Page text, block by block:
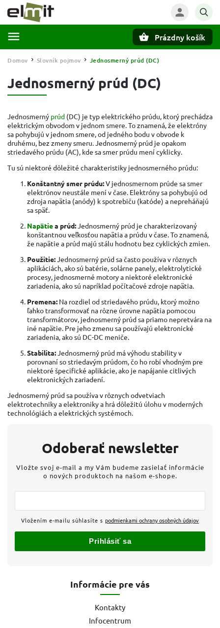
Prázdny košík
Domov / Slovník pojmov / Jednosmerný prúd (DC)
Jednosmerný prúd (DC)
Jednosmerný prúd (DC) je typ elektrického prúdu, ktorý prechádza
elektrickým obvodom v jednom smere. To znamená, že elektróny
sa pohybujú v jednom smere, od jedného bodu v obvode k
druhému, bez zmeny smeru. Jednosmerný prúd je opakom
striedavého prúdu (AC), kde sa smer prúdu mení cyklicky.
Tu sú niektoré dôležité charakteristiky jednosmerného prúdu:
Konštantný smer prúdu:V jednosmernom prúde sa smer
elektrónov neustále mení v čase. Elektróny sa pohybujú od
zdroja napätia (anódy) k spotrebiču (katóde) a nepreháňajú
sa späť.
Napätiea prúd:Jednosmerný prúd je charakterizovaný
konštantnou veľkosťou napätia a prúdu v čase. To znamená,
že napätie a prúd majú stálu hodnotu bez cyklických zmien.
Použitie:Jednosmerný prúd sa často používa v rôznych
aplikáciách, ako sú batérie, solárne panely, elektrolytické
procesy, jednosmerné motory a niektoré elektronické
zariadenia, ako sú napríklad počítačové zdroje napätia.
Premena: Na rozdiel od striedavého prúdu, ktorý možno
ľahko transformovať na rôzne úrovne napätia pomocou
transformátorov, jednosmerný prúd sa priamo nepretvára na
iné napätie. Pre jeho zmenu sa používajú elektronické
zariadenia, ako sú DC-DC meniče.
Stabilita:Jednosmerný prúd má výhodu stability v
porovnaní so striedavým prúdom, čo ho robí vhodným pre
niektoré špecifické aplikácie, ako je napájanie citlivých
elektronických zariadení.
Jednosmerný prúd sa používa v rôznych odvetviach
elektrotechniky a elektroniky a hrá dôležitú úlohu v moderných
technológiách a elektrických systémoch.
Informácie pre vás
Kontakty
Infocentrum
Odoberať newsletter
Vložte svoj e-mail a my Vám budeme zasielať informácie
o nových produktoch na našom e-shope.
Vložením e-mailu súhlasíte s podmienkami ochrany osobných údajov
Prihlásiť sa